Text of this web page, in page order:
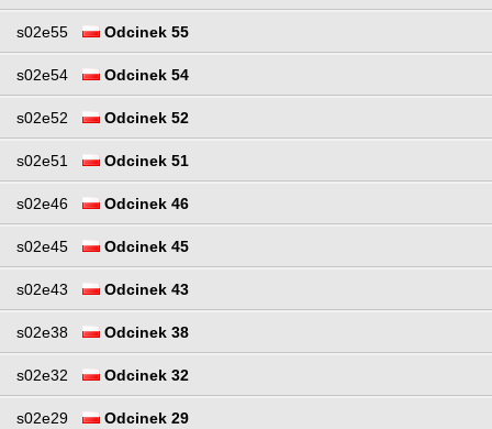
s02e55 Odcinek 55
s02e54 Odcinek 54
s02e52 Odcinek 52
s02e51 Odcinek 51
s02e46 Odcinek 46
s02e45 Odcinek 45
s02e43 Odcinek 43
s02e38 Odcinek 38
s02e32 Odcinek 32
s02e29 Odcinek 29